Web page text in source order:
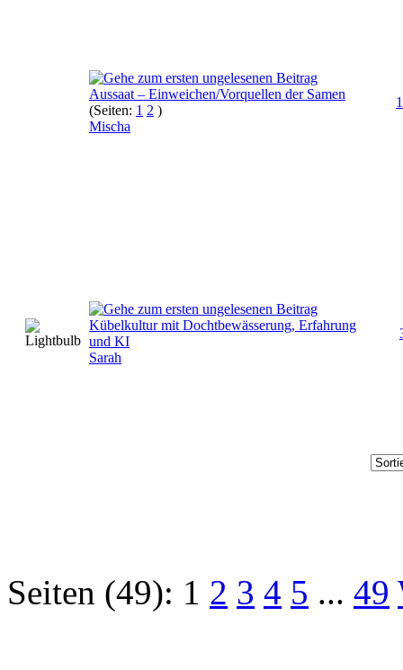
Aussaat – Einweichen/Vorquellen der Samen
(Seiten: 1 2 )
Mischa
Kübelkultur mit Dochtbewässerung, Erfahrung
und KI
Sarah
Seiten (49): 1 2 3 4 5 ... 49